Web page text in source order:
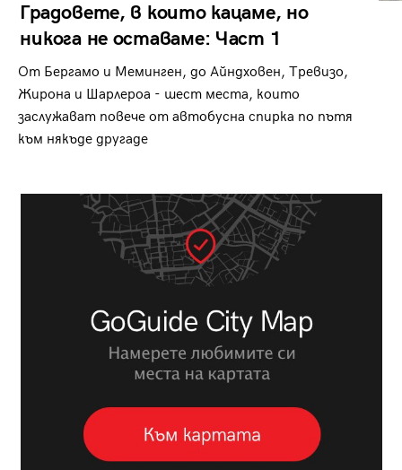
Градовете, в които кацаме, но
никога не оставаме: Част 1
От Бергамо и Меминген, до Айндховен, Тревизо,
Жирона и Шарлероа - шест места, които
заслужават повече от автобусна спирка по пътя
към някъде другаде